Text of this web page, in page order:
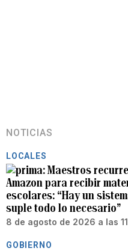
NOTICIAS
LOCALES
Maestros
Amazon para recibir
escolares: “Hay un
suple todo lo necesario”
8 de agosto de 2026 a las
GOBIERNO